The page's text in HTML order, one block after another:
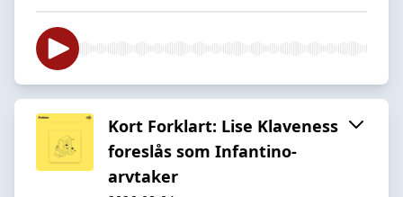
Kort Forklart: Lise Klaveness
foreslås som Infantino-
arvtaker